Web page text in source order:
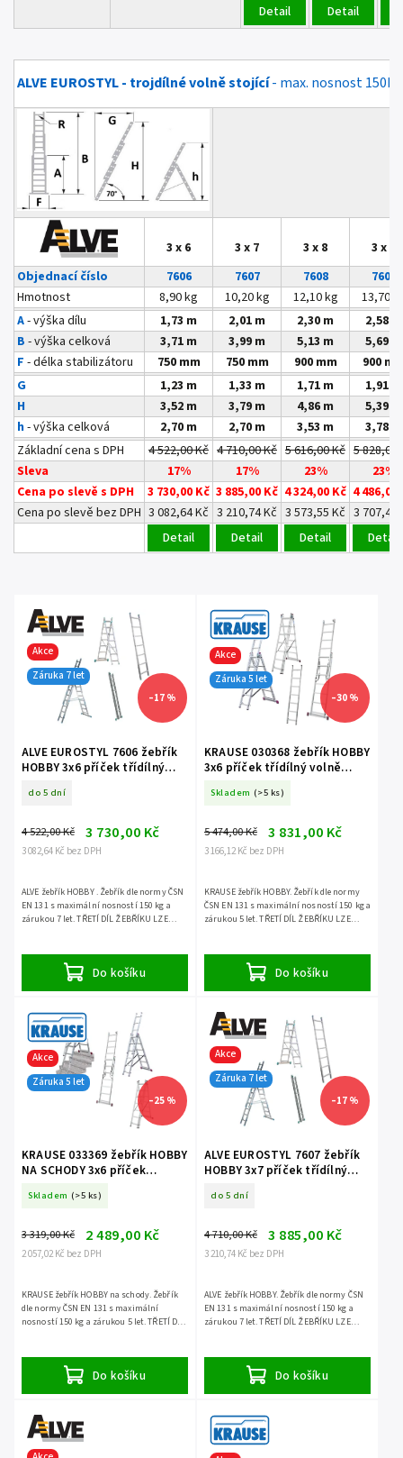
Detail
Detail
ALVE EUROSTYL - trojdílné volně stojící- max. nosnost
3 x 6 3 x 7 3 x 8
3 x 9
Objednací číslo
7606 7607 7608
7609
Hmotnost
8,90 kg 10,20 kg 12,10 kg
13,70
A- výška dílu 1,73 m 2,01 m 2,30 m
2,58 m
B - výška celková 3,71 m 3,99 m 5,13 m
5,69 m
F - délka stabilizátoru 750 mm 750 mm 900 mm
900
G
1,23 m 1,33 m 1,71 m
1,91 m
H
3,52 m 3,79 m 4,86 m
5,39 m
h- výška celková 2,70 m 2,70 m 3,53 m
3,78 m
Základní cena s DPH
4 522,00 Kč 4 710,00 Kč 5 616,00 Kč 5 828,00
Sleva
17% 17% 23%
23%
Cena po slevě s DPH
3 730,00 Kč 3 885,00 Kč 4 324,00 Kč 4 486,00
Cena po slevě bez DPH 3 082,64 Kč 3 210,74 Kč 3 573,55 Kč 3 707,44
Detail
Detail Detail Detail
Akce
Záruka 7 let
–17 %
ALVE EUROSTYL 7606 žebřík
HOBBY 3x6 příček třídílný
do 5 dní
3 082,64 Kč bez DPH
4 522,00 Kč 3 730,00 Kč
Do košíku
ALVE žebřík HOBBY . Žebřík dle normy ČSN
EN 131 s maximální nosností 150 kg a
zárukou 7 let. TŘETÍ DÍL ŽEBŘÍKU LZE
Akce
Záruka 5 let
–30 %
KRAUSE 030368 žebřík HOBBY
3x6 příček třídílný volně
Skladem (>5 ks)
3 166,12 Kč bez DPH
5 474,00 Kč 3 831,00 Kč
Do košíku
KRAUSE žebřík HOBBY. Žebřík dle normy
ČSN EN 131 s maximální nosností 150 kg a
zárukou 5 let. TŘETÍ DÍL ŽEBŘÍKU LZE
Akce
Záruka 5 let
–25 %
KRAUSE 033369 žebřík HOBBY
NA SCHODY 3x6 příček
Skladem (>5 ks)
2 057,02 Kč bez DPH
3 319,00 Kč 2 489,00 Kč
Do košíku
KRAUSE žebřík HOBBY na schody. Žebřík
dle normy ČSN EN 131 s maximální
nosností 150 kg a zárukou 5 let. TŘETÍ DÍL
Akce
Záruka 7 let
–17 %
ALVE EUROSTYL 7607 žebřík
HOBBY 3x7 příček třídílný
do 5 dní
3 210,74 Kč bez DPH
4 710,00 Kč 3 885,00 Kč
Do košíku
ALVE žebřík HOBBY. Žebřík dle normy ČSN
EN 131 s maximální nosností 150 kg a
zárukou 7 let. TŘETÍ DÍL ŽEBŘÍKU LZE